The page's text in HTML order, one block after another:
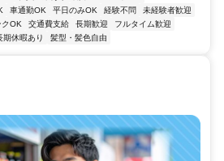
車通勤OK 平日のみOK 経験不問
未経験者歓迎
クOK 交通費支給 長期歓迎
フルタイム歓迎
期休暇あり 髪型・髪色自由